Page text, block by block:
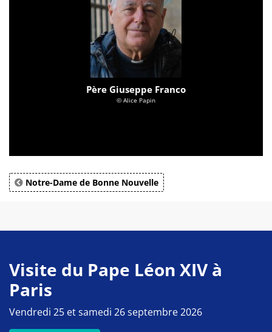
Père Giuseppe Franco
© Alice Papin
Notre-Dame de Bonne Nouvelle
Visite du Pape Léon XIV à
Paris
Vendredi 25 et samedi 26 septembre 2026